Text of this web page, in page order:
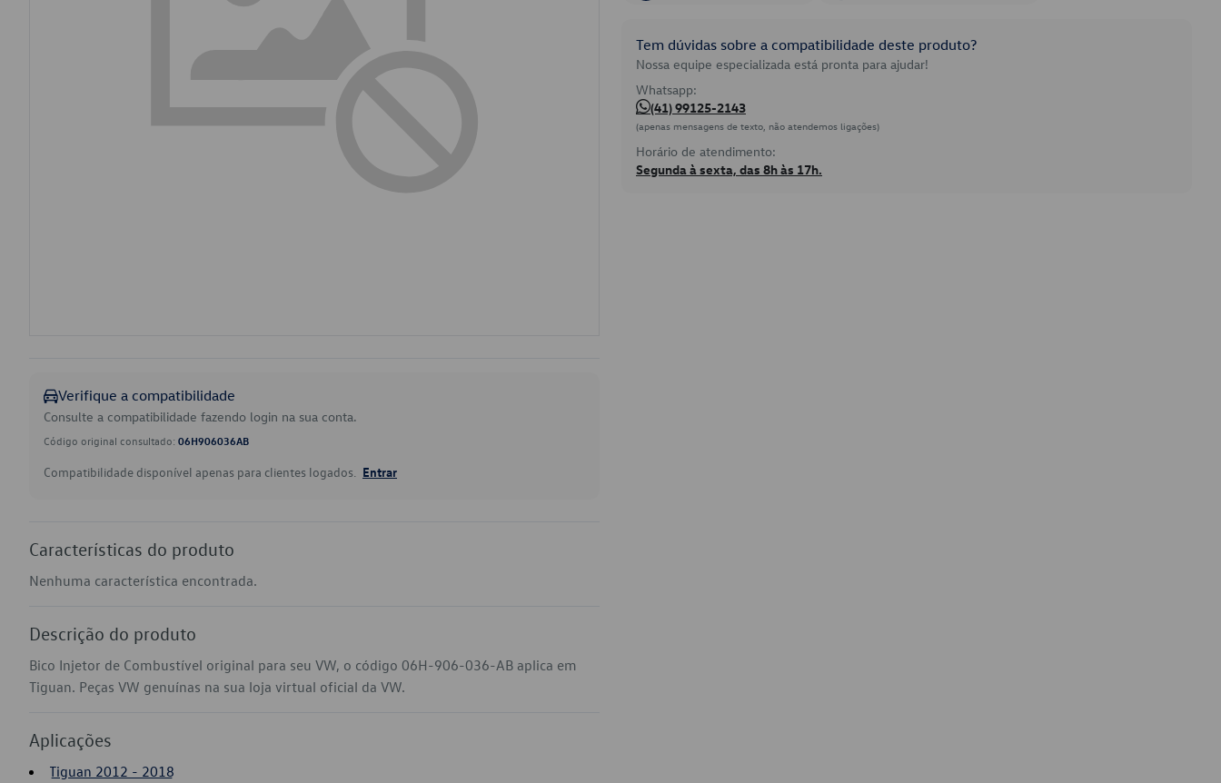
Verifique a compatibilidade
Consulte a compatibilidade fazendo login na sua conta.
Código original consultado: 06H906036AB
Compatibilidade disponível apenas para clientes logados. Entrar
Características do produto
Nenhuma característica encontrada.
Descrição do produto
Bico Injetor de Combustível original para seu VW, o código 06H-906-036-AB aplica em
Tiguan. Peças VW genuínas na sua loja virtual oficial da VW.
Aplicações
Tiguan 2012 - 2018
Tem dúvidas sobre a compatibilidade deste produto?
Nossa equipe especializada está pronta para ajudar!
Whatsapp:
(41) 99125-2143
(apenas mensagens de texto, não atendemos ligações)
Horário de atendimento:
Segunda à sexta, das 8h às 17h.